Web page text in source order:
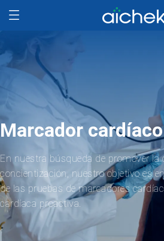
Marcador cardíaco
En nuestra búsqueda de promover la
concientización, nuestro objetivo es
de las pruebas de marcadores
cardíaca proactiva.